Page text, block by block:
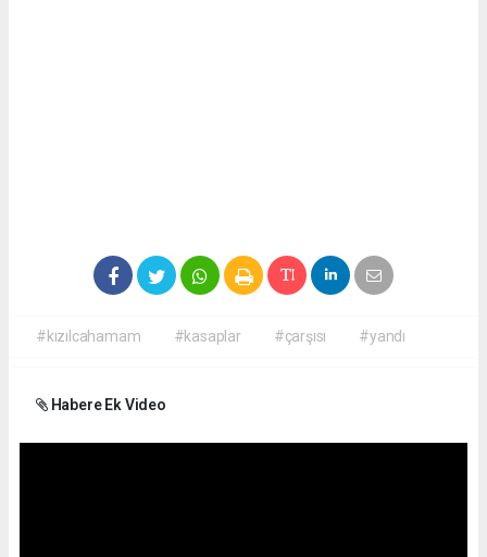
#kızılcahamam #kasaplar #çarşısı #yandı
Habere Ek Video